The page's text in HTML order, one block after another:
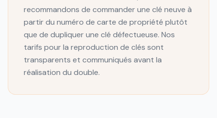
recommandons de commander une clé neuve à
partir du numéro de carte de propriété plutôt
que de dupliquer une clé défectueuse. Nos
tarifs pour la reproduction de clés sont
transparents et communiqués avant la
réalisation du double.